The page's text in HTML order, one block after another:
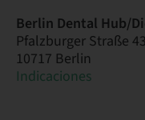
Berlin Dental Hub/
Pfalzburger Straße
10717 Berlin
Indicaciones